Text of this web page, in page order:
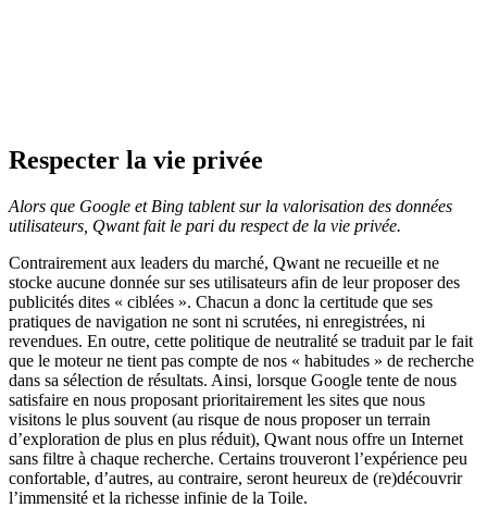
Respecter la vie privée
Alors que Google et Bing tablent sur la valorisation des données
utilisateurs, Qwant fait le pari du respect de la vie privée.
Contrairement aux leaders du marché, Qwant ne recueille et ne
stocke aucune donnée sur ses utilisateurs afin de leur proposer des
publicités dites « ciblées ». Chacun a donc la certitude que ses
pratiques de navigation ne sont ni scrutées, ni enregistrées, ni
revendues. En outre, cette politique de neutralité se traduit par le fait
que le moteur ne tient pas compte de nos « habitudes » de recherche
dans sa sélection de résultats. Ainsi, lorsque Google tente de nous
satisfaire en nous proposant prioritairement les sites que nous
visitons le plus souvent (au risque de nous proposer un terrain
d’exploration de plus en plus réduit), Qwant nous offre un Internet
sans filtre à chaque recherche. Certains trouveront l’expérience peu
confortable, d’autres, au contraire, seront heureux de (re)découvrir
l’immensité et la richesse infinie de la Toile.